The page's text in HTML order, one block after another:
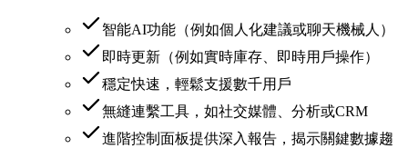
智能AI功能（例如個人化建議或聊天機械人）
即時更新（例如實時庫存、即時用戶操作）
穩定快速，輕鬆支援數千用戶
無縫連繫工具，如社交媒體、分析或CRM
進階控制面板提供深入報告，揭示關鍵數據趨